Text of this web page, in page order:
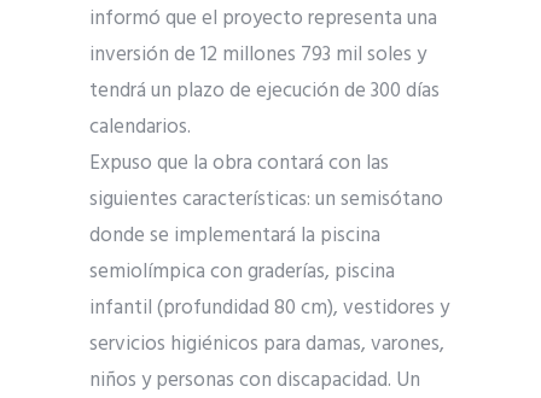
informó que el proyecto representa una
inversión de 12 millones 793 mil soles y
tendrá un plazo de ejecución de 300 días
calendarios.
Expuso que la obra contará con las
siguientes características: un semisótano
donde se implementará la piscina
semiolímpica con graderías, piscina
infantil (profundidad 80 cm), vestidores y
servicios higiénicos para damas, varones,
niños y personas con discapacidad. Un